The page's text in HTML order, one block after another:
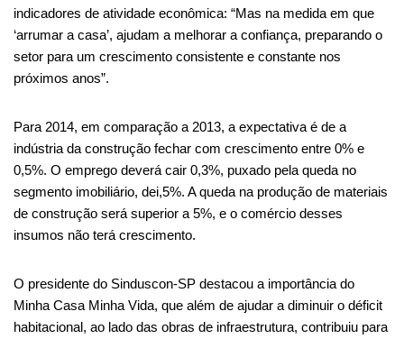
indicadores de atividade econômica: “Mas na medida em que
‘arrumar a casa’, ajudam a melhorar a confiança, preparando o
setor para um crescimento consistente e constante nos
próximos anos”.
Para 2014, em comparação a 2013, a expectativa é de a
indústria da construção fechar com crescimento entre 0% e
0,5%. O emprego deverá cair 0,3%, puxado pela queda no
segmento imobiliário, dei,5%. A queda na produção de materiais
de construção será superior a 5%, e o comércio desses
insumos não terá crescimento.
O presidente do Sinduscon-SP destacou a importância do
Minha Casa Minha Vida, que além de ajudar a diminuir o déficit
habitacional, ao lado das obras de infraestrutura, contribuiu para